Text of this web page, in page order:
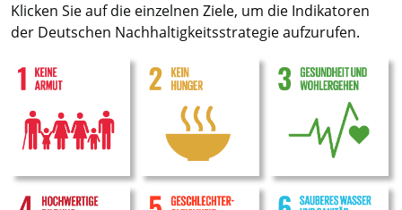
Klicken Sie auf die einzelnen Ziele, um die Indikatoren
der Deutschen Nachhaltigkeitsstrategie aufzurufen.